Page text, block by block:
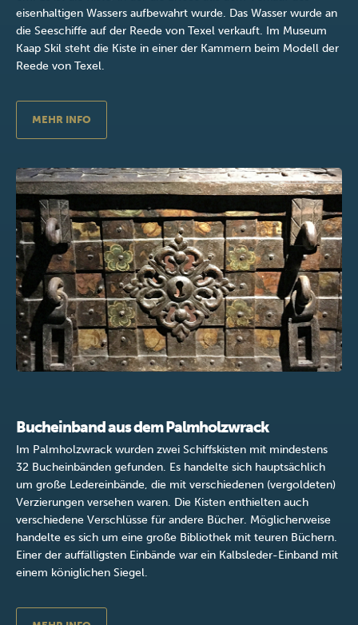
eisenhaltigen Wassers aufbewahrt wurde. Das Wasser wurde an
die Seeschiffe auf der Reede von Texel verkauft. Im Museum
Kaap Skil steht die Kiste in einer der Kammern beim Modell der
Reede von Texel.
MEHR INFO
Bucheinband aus dem Palmholzwrack
Im Palmholzwrack wurden zwei Schiffskisten mit mindestens
32 Bucheinbänden gefunden. Es handelte sich hauptsächlich
um große Ledereinbände, die mit verschiedenen (vergoldeten)
Verzierungen versehen waren. Die Kisten enthielten auch
verschiedene Verschlüsse für andere Bücher. Möglicherweise
handelte es sich um eine große Bibliothek mit teuren Büchern.
Einer der auffälligsten Einbände war ein Kalbsleder-Einband mit
einem königlichen Siegel.